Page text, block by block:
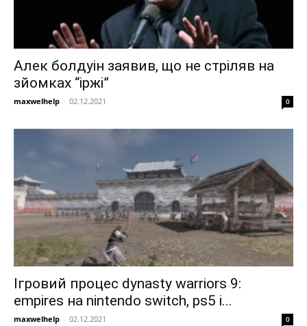
Алек болдуін заявив, що не стріляв на
зйомках “іржі”
maxwelhelp - 02.12.2021 0
Ігровий процес dynasty warriors 9:
empires на nintendo switch, ps5 і...
maxwelhelp - 02.12.2021 0